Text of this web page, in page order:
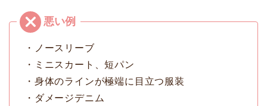
・ノースリーブ
・ミニスカート、短パン
・身体のラインが極端に目立つ服装
・ダメージデニム